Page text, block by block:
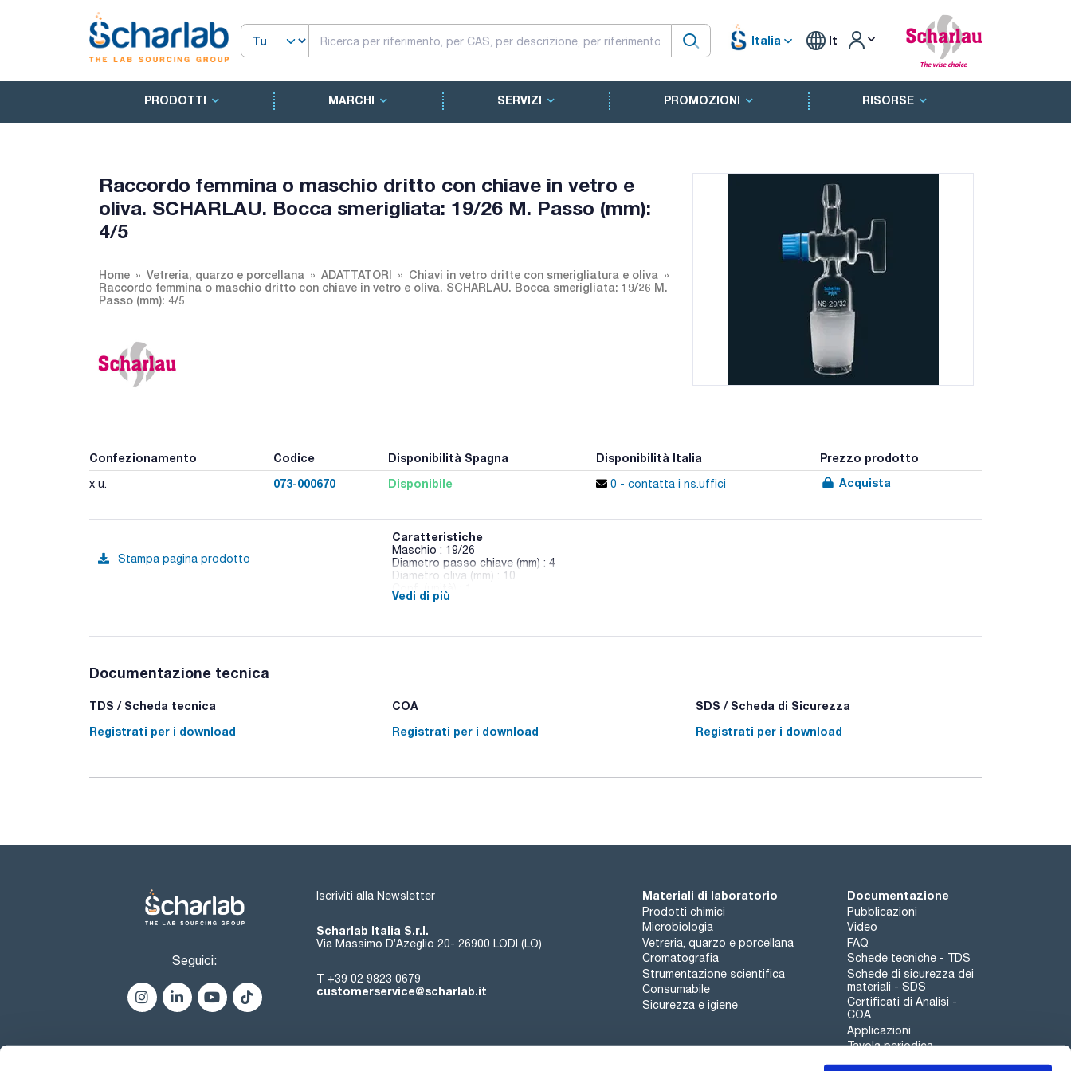
Italia It
PRODOTTI MARCHI SERVIZI PROMOZIONI RISORSE
Raccordo femmina o maschio dritto con chiave in vetro e
oliva. SCHARLAU. Bocca smerigliata: 19/26 M. Passo (mm):
4/5
Home Vetreria, quarzo e porcellana ADATTATORI
Chiavi in vetro dritte con smerigliatura e oliva
Raccordo femmina o maschio dritto con chiave in vetro e oliva. SCHARLAU. Bocca smerigliata: 19/26 M.
Passo (mm): 4/5
Confezionamento Codice Disponibilità Spagna Disponibilità Italia Prezzo prodotto
x u. 073-000670 Disponibile 0 - contatta i ns.uffici Acquista
Stampa pagina prodotto
Caratteristiche
Maschio : 19/26
Diametro passo chiave (mm) : 4
Diametro oliva (mm) : 10
Vedi di più
Documentazione tecnica
TDS / Scheda tecnica
Registrati per i download
COA
Registrati per i download
SDS / Scheda di Sicurezza
Registrati per i download
Seguici:
Iscriviti alla Newsletter
Scharlab Italia S.r.l.
Via Massimo D’Azeglio 20- 26900 LODI (LO)
T +39 02 9823 0679
customerservice@scharlab.it
Materiali di laboratorio
Prodotti chimici
Microbiologia
Vetreria, quarzo e porcellana
Cromatografia
Strumentazione scientifica
Consumabile
Sicurezza e igiene
Documentazione
Pubblicazioni
Video
FAQ
Schede tecniche - TDS
Schede di sicurezza dei
materiali - SDS
Certificati di Analisi -
COA
Applicazioni
Tavola periodica